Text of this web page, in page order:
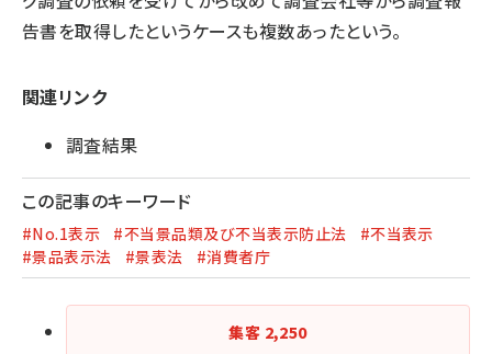
告書を取得したというケースも複数あったという。
関連リンク
調査結果
この記事のキーワード
#No.1表示 #不当景品類及び不当表示防止法
#不当表示
#景品表示法
#景表法 #消費者庁
集客 2,250